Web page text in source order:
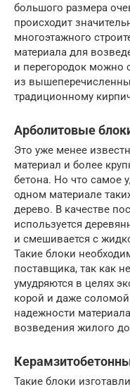
большого размера
происходит
многоэтажного
материала для
и перегородок можно
из
традиционному
Арболитовые
Это уже менее
материал и более
бетона. Но что самое
одном материале
дерево. В качестве
используется
и смешивается с
Такие блоки
поставщика, так как
умудряются в целях
корой и даже
надежности
возведения жилого
Такие блоки